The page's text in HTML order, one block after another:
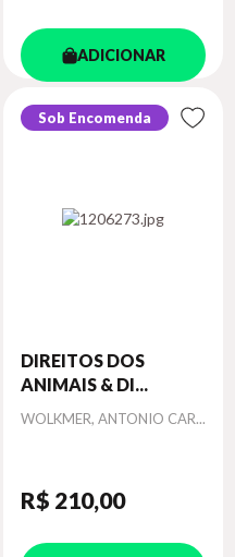
ADICIONAR
Sob Encomenda
DIREITOS DOS
ANIMAIS & DI...
Autor
WOLKMER, ANTONIO CAR...
R$ 210,00